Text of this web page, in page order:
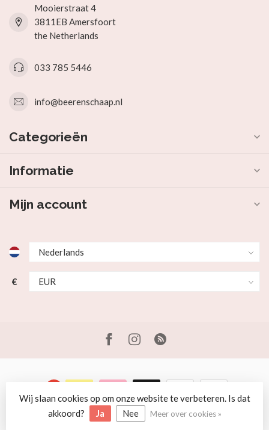
Mooierstraat 4
3811EB Amersfoort
the Netherlands
033 785 5446
info@beerenschaap.nl
Categorieën
Informatie
Mijn account
€
© Copyright 2026 Beer en Schaap
Wij slaan cookies op om onze website te verbeteren. Is dat
akkoord?
Ja Nee Meer over cookies »